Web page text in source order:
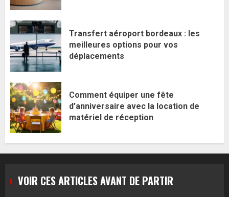
Transfert aéroport bordeaux : les
meilleures options pour vos
déplacements
Comment équiper une fête
d’anniversaire avec la location de
matériel de réception
VOIR CES ARTICLES AVANT DE PARTIR